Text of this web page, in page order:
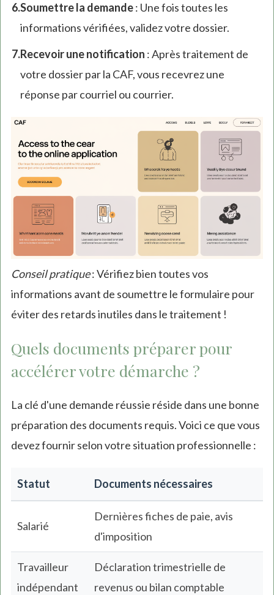
Soumettre la demande: Une fois toutes les
informations vérifiées, validez votre dossier.
Recevoir une notification : Après traitement de
votre dossier par la CAF, vous recevrez une
réponse par courriel ou courrier.
Conseil pratique: Vérifiez bien toutes vos
informations avant de soumettre le formulaire pour
éviter des retards inutiles dans le traitement !
Quels documents préparer pour
accélérer votre démarche ?
La clé d'une demande réussie réside dans une bonne
préparation des documents requis. Voici ce que vous
devez fournir selon votre situation professionnelle :
Statut Documents nécessaires
Salarié
Dernières fiches de paie, avis
d'imposition
Travailleur
indépendant
Déclaration trimestrielle de
revenus ou bilan comptable